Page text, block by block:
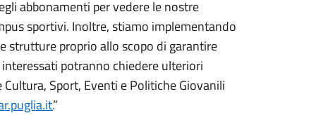
abbonamenti per vedere le nostre
sportivi. Inoltre, stiamo implementando
strutture proprio allo scopo di garantire
potranno chiedere ulteriori
Sport, Eventi e Politiche Giovanili
”